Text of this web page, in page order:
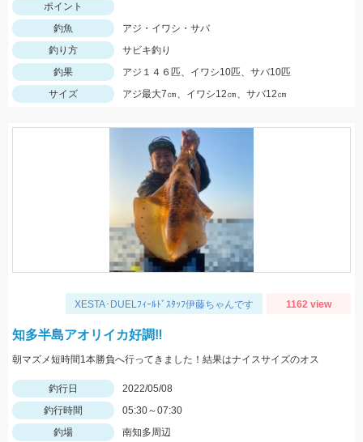
ポイント
釣魚
アジ・イワシ・サバ
釣り方
サビキ釣り
釣果
アジ１４６匹、イワシ10匹、サバ10匹
サイズ
アジ最大7㎝、イワシ12㎝、サバ12㎝
XESTA･DUELﾌｨｰﾙﾄﾞｽﾀｯﾌ伊藤ちゃんです 1162 view
知多半島アオリイカ好調‼️
朝マズメ短時間1本勝負へ行ってきました！結果はナイスサイズのオス
釣行日
2022/05/08
釣行時間
05:30～07:30
釣場
南知多周辺